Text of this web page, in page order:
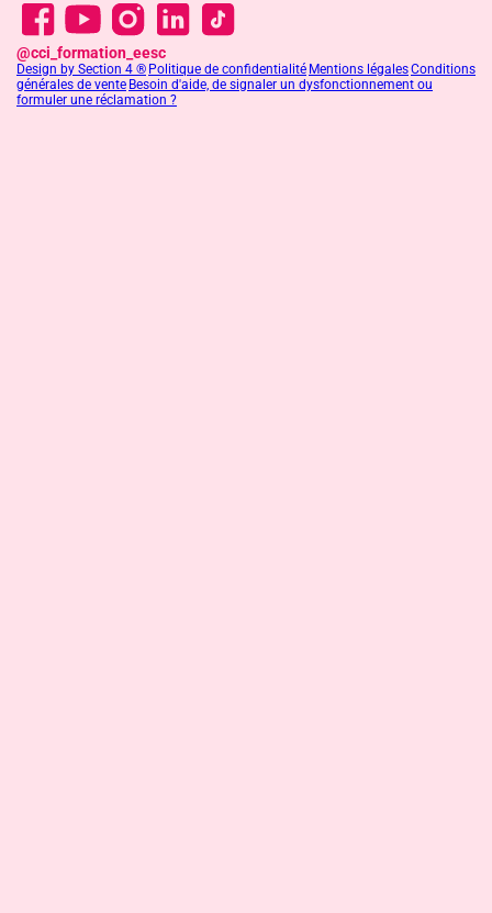
@cci_formation_eesc
Design by Section 4 ® Politique de confidentialité Mentions légalesConditions
générales de vente Besoin d'aide, de signaler un dysfonctionnement ou
formuler une réclamation ?